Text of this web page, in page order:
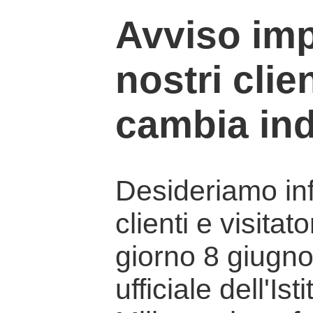
Avviso
nostri
cambia
Desideriamo
clienti e
giorno 8
ufficiale